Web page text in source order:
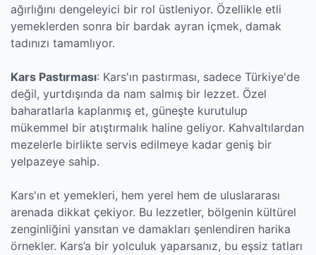
ağırlığını dengeleyici bir rol üstleniyor. Özellikle etli
yemeklerden sonra bir bardak ayran içmek, damak
tadınızı tamamlıyor.
Kars Pastırması: Kars'ın pastırması, sadece Türkiye'de
değil, yurtdışında da nam salmış bir lezzet. Özel
baharatlarla kaplanmış et, güneşte kurutulup
mükemmel bir atıştırmalık haline geliyor. Kahvaltılardan
mezelerle birlikte servis edilmeye kadar geniş bir
yelpazeye sahip.
Kars'ın et yemekleri, hem yerel hem de uluslararası
arenada dikkat çekiyor. Bu lezzetler, bölgenin kültürel
zenginliğini yansıtan ve damakları şenlendiren harika
örnekler. Kars’a bir yolculuk yaparsanız, bu eşsiz tatları